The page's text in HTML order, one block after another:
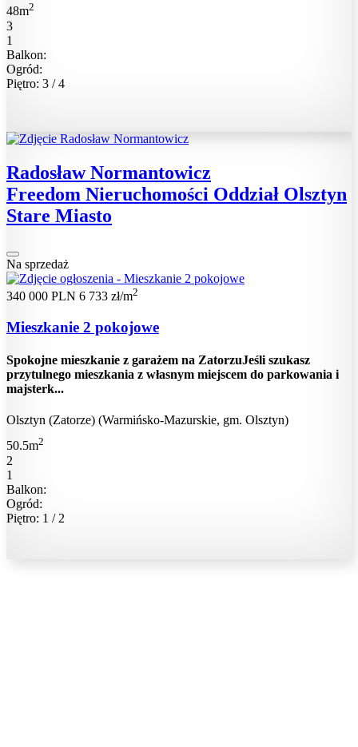
48m2
3
1
Balkon:
Ogród:
Piętro: 3 / 4
Radosław Normantowicz
Freedom Nieruchomości Oddział Olsztyn
Stare Miasto
Na sprzedaż
340 000 PLN 6 733 zł/m2
Mieszkanie 2 pokojowe
Spokojne mieszkanie z garażem na ZatorzuJeśli szukasz
przytulnego mieszkania z własnym miejscem do parkowania i
majsterk...
Olsztyn (Zatorze) (Warmińsko-Mazurskie, gm. Olsztyn)
50.5m2
2
1
Balkon:
Ogród:
Piętro: 1 / 2